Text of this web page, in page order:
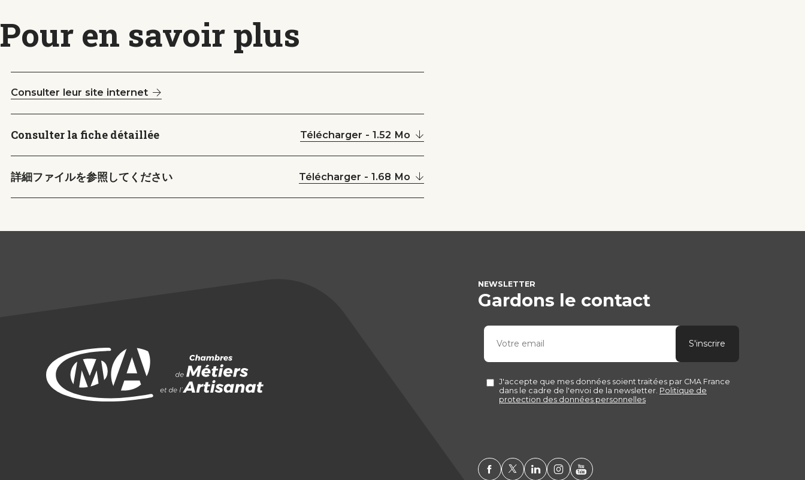
Pour en savoir plus
Consulter leur site internet
Consulter la fiche détaillée Télécharger - 1.52 Mo
詳細ファイルを参照してください Télécharger - 1.68 Mo
NEWSLETTER
Gardons le contact